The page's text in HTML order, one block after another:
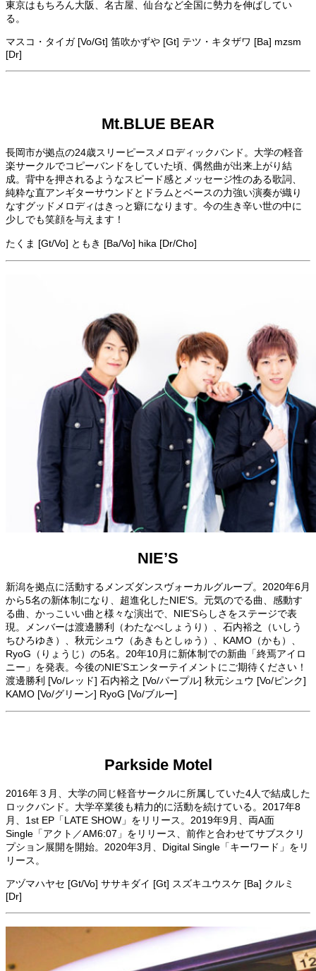
東京はもちろん大阪、名古屋、仙台など全国に勢力を伸ばしてい
る。
マスコ・タイガ [Vo/Gt] 笛吹かずや [Gt] テツ・キタザワ [Ba] mzsm
[Dr]
Mt.BLUE BEAR
長岡市が拠点の24歳スリーピースメロディックバンド。大学の軽音
楽サークルでコピーバンドをしていた頃、偶然曲が出来上がり結
成。背中を押されるようなスピード感とメッセージ性のある歌詞、
純粋な直アンギターサウンドとドラムとベースの力強い演奏が織り
なすグッドメロディはきっと癖になります。今の生き辛い世の中に
少しでも笑顔を与えます！
たくま [Gt/Vo] ともき [Ba/Vo] hika [Dr/Cho]
NIE’S
新潟を拠点に活動するメンズダンスヴォーカルグループ。2020年6月
から5名の新体制になり、超進化したNIE’S。元気のでる曲、感動す
る曲、かっこいい曲と様々な演出で、NIE’Sらしさをステージで表
現。メンバーは渡邊勝利（わたなべしょうり）、石内裕之（いしう
ちひろゆき）、秋元シュウ（あきもとしゅう）、KAMO（かも）、
RyoG（りょうじ）の5名。20年10月に新体制での新曲「終焉アイロ
ニー」を発表。今後のNIE’Sエンターテイメントにご期待ください！
渡邊勝利 [Vo/レッド] 石内裕之 [Vo/パープル] 秋元シュウ [Vo/ピンク]
KAMO [Vo/グリーン] RyoG [Vo/ブルー]
Parkside Motel
2016年３月、大学の同じ軽音サークルに所属していた4人で結成した
ロックバンド。大学卒業後も精力的に活動を続けている。2017年8
月、1st EP「LATE SHOW」をリリース。2019年9月、両A面
Single「アクト／AM6:07」をリリース、前作と合わせてサブスクリ
プション展開を開始。2020年3月、Digital Single「キーワード」をリ
リース。
アヅマハヤセ [Gt/Vo] ササキダイ [Gt] スズキユウスケ [Ba] クルミ
[Dr]